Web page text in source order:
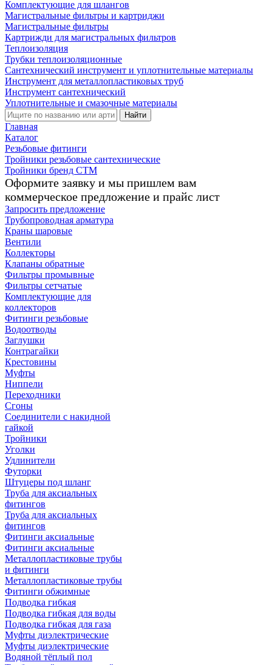
Комплектующие для шлангов
Магистральные фильтры и картриджи
Магистральные фильтры
Картрижди для магистральных фильтров
Теплоизоляция
Трубки теплоизоляционные
Сантехнический инструмент и уплотнительные материалы
Инструмент для металлопластиковых труб
Инструмент сантехнический
Уплотнительные и смазочные материалы
Найти
Главная
Каталог
Резьбовые фитинги
Тройники резьбовые сантехнические
Тройники бренд СТМ
Оформите заявку и мы пришлем вам
коммерческое предложение и прайс лист
Запросить предложение
Трубопроводная арматура
Краны шаровые
Вентили
Коллекторы
Клапаны обратные
Фильтры промывные
Фильтры сетчатые
Комплектующие для
коллекторов
Фитинги резьбовые
Водоотводы
Заглушки
Контрагайки
Крестовины
Муфты
Ниппели
Переходники
Сгоны
Соединители с накидной
гайкой
Тройники
Уголки
Удлинители
Футорки
Штуцеры под шланг
Труба для аксиальных
фитингов
Труба для аксиальных
фитингов
Фитинги аксиальные
Фитинги аксиальные
Металлопластиковые трубы
и фитинги
Металлопластиковые трубы
Фитинги обжимные
Подводка гибкая
Подводка гибкая для воды
Подводка гибкая для газа
Муфты диэлектрические
Муфты диэлектрические
Водяной тёплый пол